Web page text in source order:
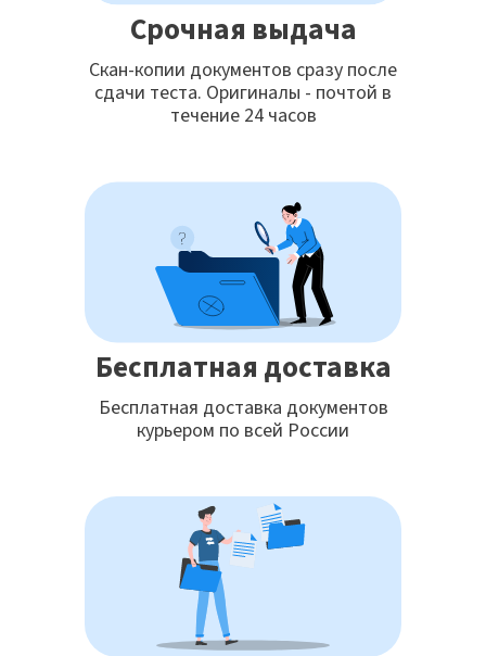
Срочная выдача
Скан-копии документов сразу после
сдачи теста. Оригиналы - почтой в
течение 24 часов
Бесплатная доставка
Бесплатная доставка документов
курьером по всей России